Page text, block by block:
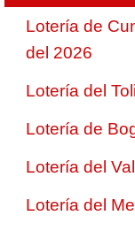
Lotería de
del 2026
Lotería del
Lotería de
Lotería del
Lotería del